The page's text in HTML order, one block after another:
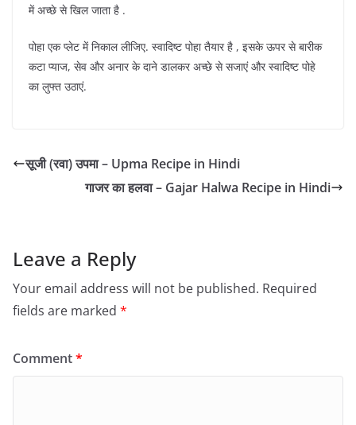
में अच्छे से खिल जाता है .
पोहा एक प्लेट में निकाल लीजिए. स्वादिष्ट पोहा तैयार है , इसके ऊपर से बारीक
कटा प्याज, सेव और अनार के दाने डालकर अच्छे से सजाएं और स्वादिष्ट पोहे
का लुफ्त उठाएं.
सूजी (रवा) उपमा – Upma Recipe in Hindi
गाजर का हलवा – Gajar Halwa Recipe in Hindi
Leave a Reply
Your email address will not be published. Required
fields are marked *
Comment*